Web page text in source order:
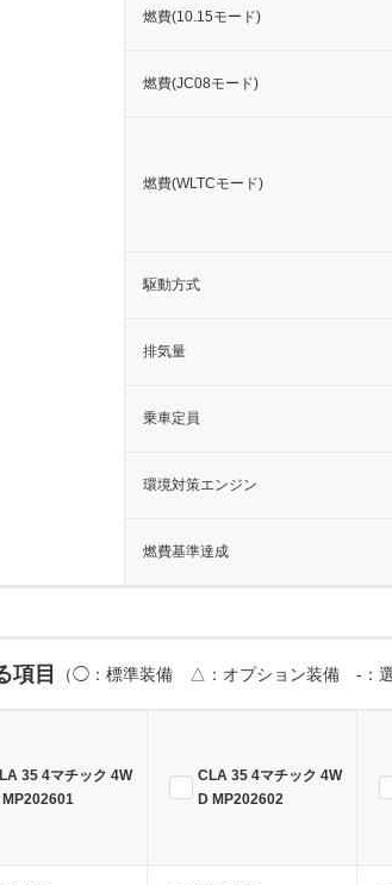
燃費(10.15モード)
燃費(JC08モード)
燃費(WLTCモード)
駆動方式
排気量
乗車定員
環境対策エンジン
燃費基準達成
項目 （◯：標準装備 △：オプション装備 -：選
35 4マチック 4W
MP202601
CLA 35 4マチック 4W
D MP202602